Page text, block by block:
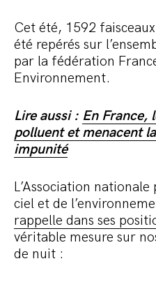
Cet été, 1592
été repérés sur
par la fédération
Environnement.
Lire aussi : En France,
polluent et menacent
impunité
L’Association
ciel et de
rappelle dans ses
véritable mesure sur
de nuit :